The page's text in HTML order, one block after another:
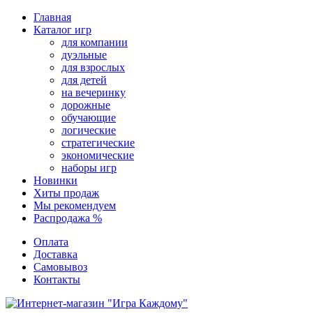
Перейти
содержимому
Главная
Каталог игр
для компании
дуэльные
для взрослых
для детей
на вечеринку
дорожные
обучающие
логические
стратегические
экономические
наборы игр
Новинки
Хиты продаж
Мы рекомендуем
Распродажа %
Оплата
Доставка
Самовывоз
Контакты